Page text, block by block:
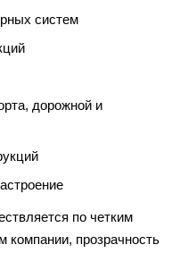
систем
дорожной и
по четким
компании, прозрачность